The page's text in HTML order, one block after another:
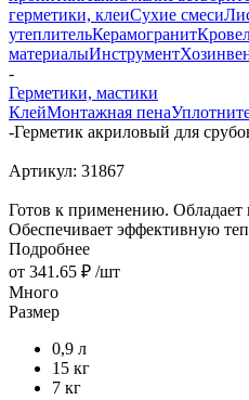
герметики, клеиСухие смеси
утеплительКерамогранит
материалыИнструмент
-
Герметики, мастики
КлейМонтажная пена
-Герметик акриловый для
Артикул: 31867
Готов к применению. Обладает
Обеспечивает эффективную
Подробнее
от 341.65 ₽ /шт
Много
Размер
0,9 л
15 кг
7 кг